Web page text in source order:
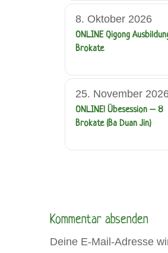
8. Oktober 2026
ONLINE Qigong
Brokate
25. November
ONLINE! Übesession – 8
Brokate (Ba Duan Jin)
Kommentar absenden
Deine E-Mail-Adresse